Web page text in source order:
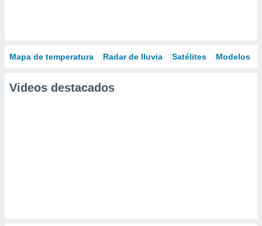
Mapa de temperatura Radar de lluvia Satélites Modelos
Videos destacados